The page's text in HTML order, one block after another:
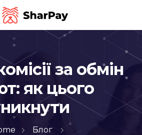
за обмін
як цього
Блог